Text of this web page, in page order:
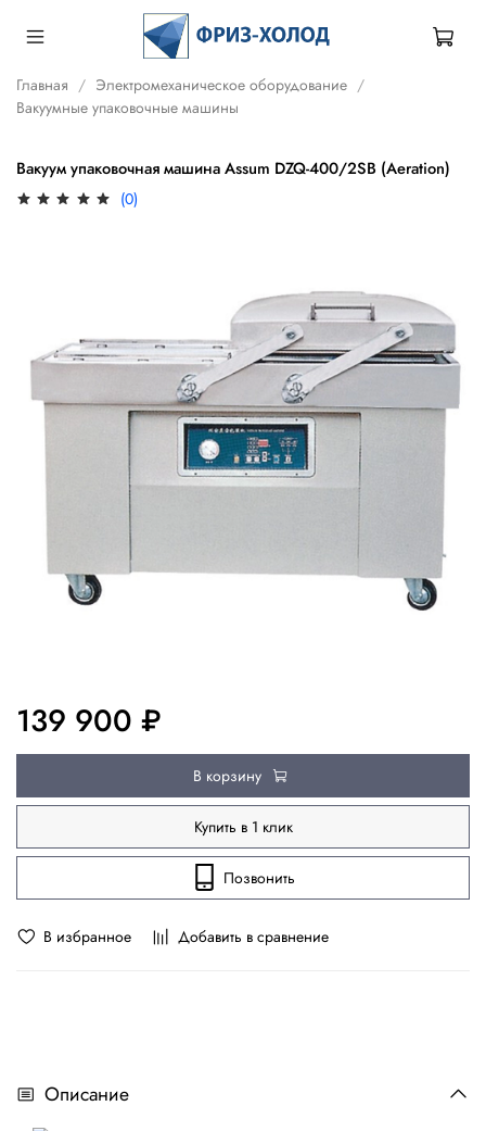
Главная
Электромеханическое оборудование
Вакуумные упаковочные машины
Вакуум упаковочная машина Assum DZQ-400/2SB (Aeration)
(0)
В избранное Добавить в сравнение
139 900 ₽
В корзину
Купить в 1 клик
Позвонить
Описание